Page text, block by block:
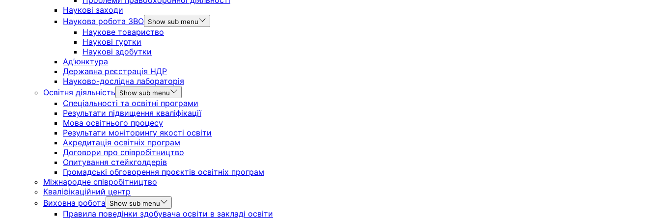
Наукові заходи
Наукова робота ЗВО Show sub menu
Наукове товариство
Наукові гуртки
Наукові здобутки
Ад’юнктура
Державна реєстрація НДР
Науково-дослідна лабораторія
Освітня діяльність
Show sub menu
Спеціальності та освітні програми
Результати підвищення кваліфікації
Мова освітнього процесу
Результати моніторингу якості освіти
Акредитація освітніх програм
Договори про співробітництво
Опитування стейкголдерів
Громадські обговорення проєктів освітніх програм
Міжнародне співробітництво
Кваліфікаційний центр
Виховна робота
Show sub menu
Правила поведінки здобувача освіти в закладі освіти